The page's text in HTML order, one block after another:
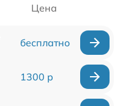
Цена
бесплатно
1300 р